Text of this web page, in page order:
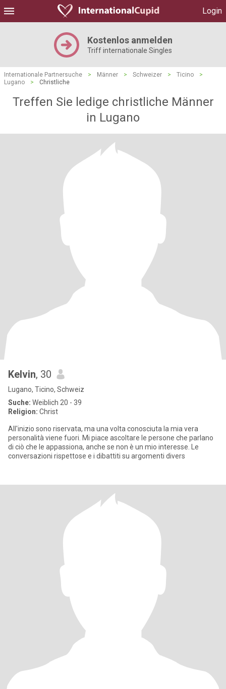
Login
Kostenlos anmelden
Triff internationale Singles
Internationale Partnersuche > Männer > Schweizer > Ticino
>
Lugano
> Christliche
Treffen Sie ledige christliche Männer
in Lugano
Kelvin, 30
Lugano, Ticino, Schweiz
Suche: Weiblich 20 - 39
Religion: Christ
All'inizio sono riservata, ma una volta conosciuta la mia vera
personalità viene fuori. Mi piace ascoltare le persone che parlano
di ciò che le appassiona, anche se non è un mio interesse. Le
conversazioni rispettose e i dibattiti su argomenti divers